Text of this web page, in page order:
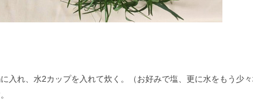
入れ、水2カップを入れて炊く。（お好みで塩、更に水をもう少々